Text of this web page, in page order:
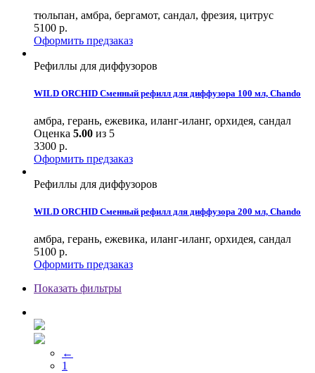
тюльпан, амбра, бергамот, сандал, фрезия, цитрус
5100 р.
Оформить предзаказ
Рефиллы для диффузоров
WILD ORCHID Сменный рефилл для диффузора 100 мл, Chando
амбра, герань, ежевика, иланг-иланг, орхидея, сандал
Оценка 5.00 из 5
3300 р.
Оформить предзаказ
Рефиллы для диффузоров
WILD ORCHID Сменный рефилл для диффузора 200 мл, Chando
амбра, герань, ежевика, иланг-иланг, орхидея, сандал
5100 р.
Оформить предзаказ
Показать фильтры
←
1